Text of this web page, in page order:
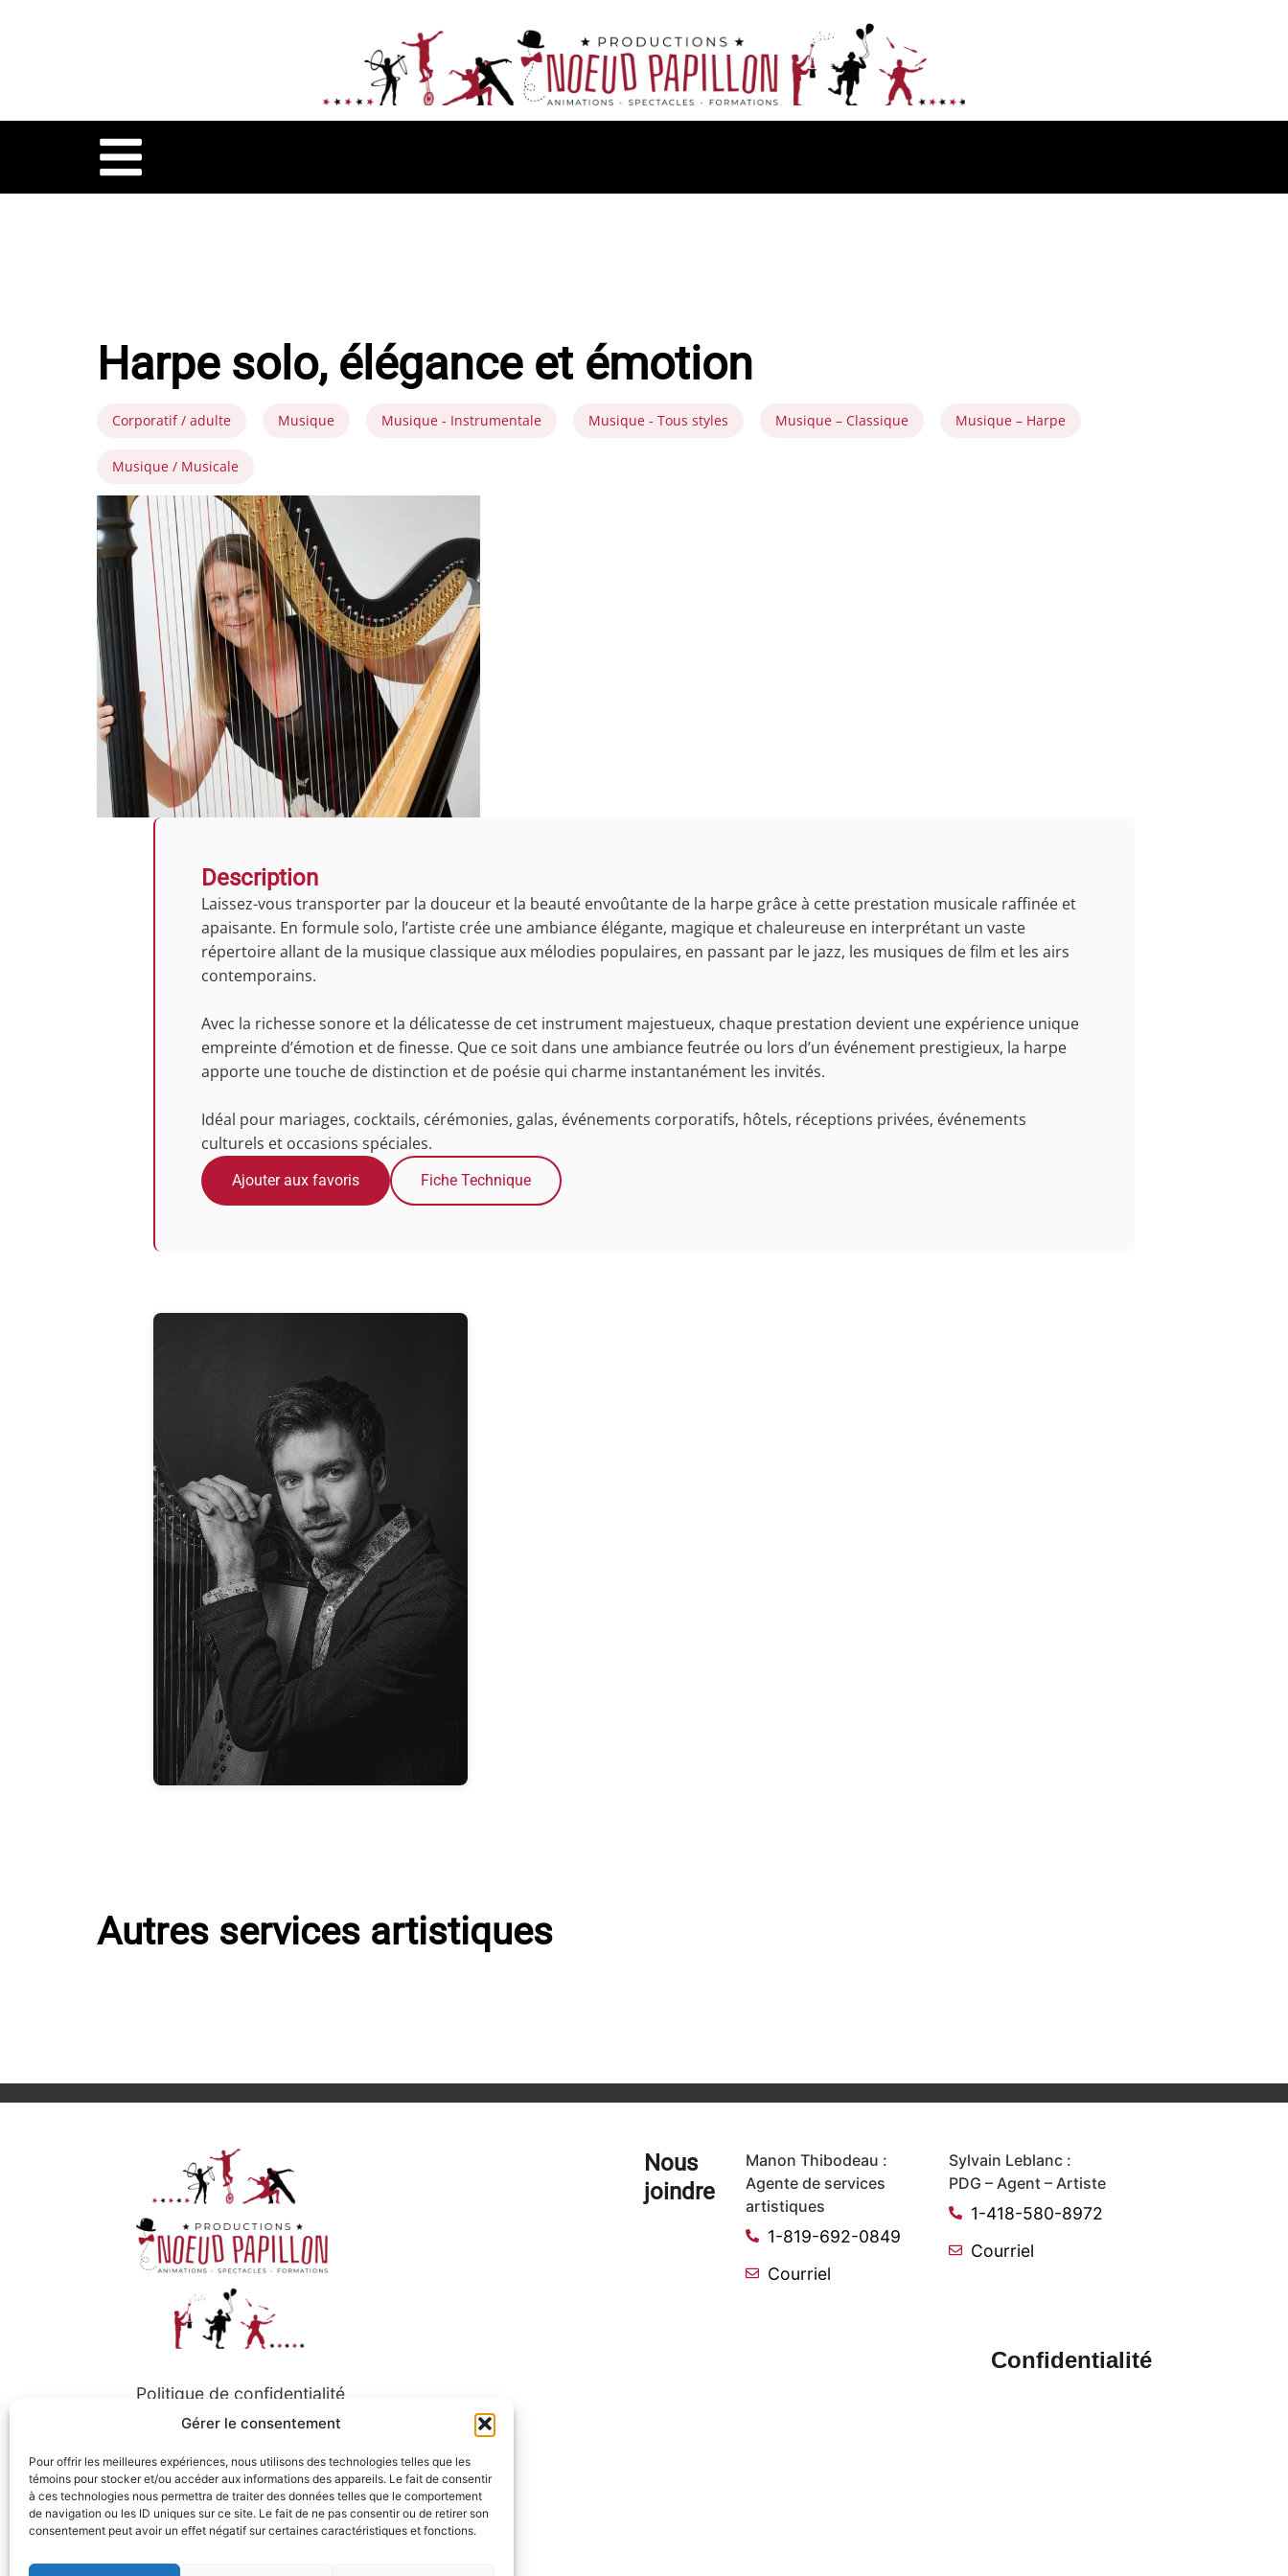
Gérer le consentement
Pour offrir les meilleures expériences, nous utilisons des technologies telles que les
témoins pour stocker et/ou accéder aux informations des appareils. Le fait de consentir
à ces technologies nous permettra de traiter des données telles que le comportement
de navigation ou les ID uniques sur ce site. Le fait de ne pas consentir ou de retirer son
consentement peut avoir un effet négatif sur certaines caractéristiques et fonctions.
Harpe solo, élégance et émotion
Corporatif / adulte Musique Musique - Instrumentale Musique - Tous styles Musique – Classique Musique – Harpe
Musique / Musicale
Description
Laissez-vous transporter par la douceur et la beauté envoûtante de la harpe grâce à cette prestation musicale raffinée et
apaisante. En formule solo, l’artiste crée une ambiance élégante, magique et chaleureuse en interprétant un vaste
répertoire allant de la musique classique aux mélodies populaires, en passant par le jazz, les musiques de film et les airs
contemporains.
Avec la richesse sonore et la délicatesse de cet instrument majestueux, chaque prestation devient une expérience unique
empreinte d’émotion et de finesse. Que ce soit dans une ambiance feutrée ou lors d’un événement prestigieux, la harpe
apporte une touche de distinction et de poésie qui charme instantanément les invités.
Idéal pour mariages, cocktails, cérémonies, galas, événements corporatifs, hôtels, réceptions privées, événements
culturels et occasions spéciales.
Ajouter aux favoris Fiche Technique
Autres services artistiques
Nous
joindre
Manon Thibodeau :
Agente de services
artistiques
1-819-692-0849
Courriel
Sylvain Leblanc :
PDG – Agent – Artiste
1-418-580-8972
Courriel
Confidentialité
Politique de confidentialité
Suivez-nous